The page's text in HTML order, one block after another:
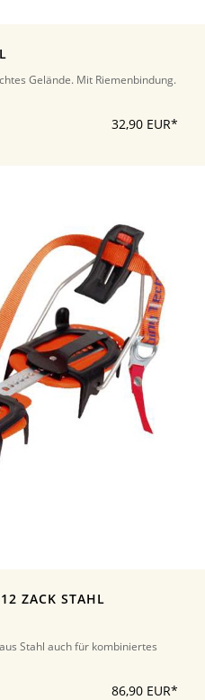
Gelände. Mit Riemenbindung.
32,90 EUR*
ZACK STAHL
Stahl auch für kombiniertes
86,90 EUR*